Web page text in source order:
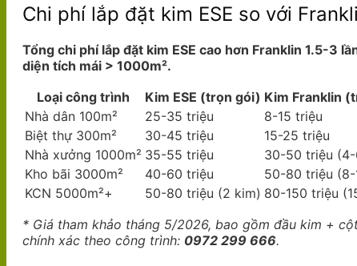
Chi phí lắp đặt kim ESE so với
Tổng chi phí lắp đặt kim ESE cao hơn Franklin 1.5-3
diện tích mái > 1000m².
Loại công trình
Kim ESE (trọn gói) Kim Franklin
Nhà dân 100m²
25-35 triệu 8-15 triệu
Biệt thự 300m²
30-45 triệu 15-25 triệu
Nhà xưởng 1000m² 35-55 triệu 30-50 triệu
Kho bãi 3000m²
40-60 triệu 50-80 triệu (8-
KCN 5000m²+
50-80 triệu (2 kim) 80-150 triệu
* Giá tham khảo tháng 5/2026, bao gồm đầu kim +
chính xác theo công trình: 0972 299 666.